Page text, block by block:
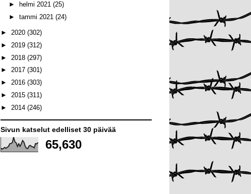
►
helmi 2021 (25)
► tammi 2021 (24)
► 2020 (302)
► 2019 (312)
► 2018 (297)
► 2017 (301)
► 2016 (303)
► 2015 (311)
► 2014 (246)
Sivun katselut edelliset 30 päivää
65,630